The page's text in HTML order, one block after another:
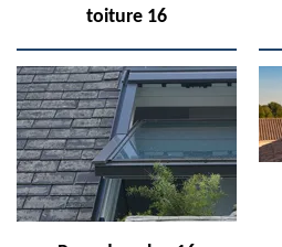
toiture 16